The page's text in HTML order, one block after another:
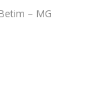
– MG